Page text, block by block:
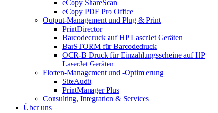
eCopy ShareScan
eCopy PDF Pro Office
Output-Management und Plug & Print
PrintDirector
Barcodedruck auf HP LaserJet Geräten
BarSTORM für Barcodedruck
OCR-B Druck für Einzahlungsscheine auf HP
LaserJet Geräten
Flotten-Management und -Optimierung
SiteAudit
PrintManager Plus
Consulting, Integration & Services
Über uns